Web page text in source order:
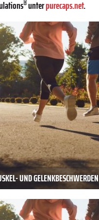
®unterpurecaps.net.
UND GELENKBESCHWERDEN